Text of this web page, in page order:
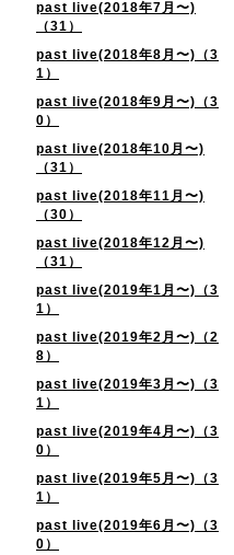
past live(2018年7月〜)
（31）
past live(2018年8月〜)（3
1）
past live(2018年9月〜)（3
0）
past live(2018年10月〜)
（31）
past live(2018年11月〜)
（30）
past live(2018年12月〜)
（31）
past live(2019年1月〜)（3
1）
past live(2019年2月〜)（2
8）
past live(2019年3月〜)（3
1）
past live(2019年4月〜)（3
0）
past live(2019年5月〜)（3
1）
past live(2019年6月〜)（3
0）